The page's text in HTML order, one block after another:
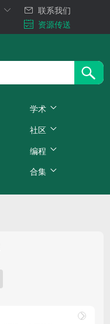
联系我们
资源传送
学术
社区
编程
合集